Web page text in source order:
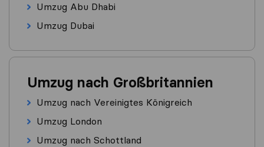
Umzug Abu Dhabi
Umzug Dubai
Umzug nach Großbritannien
Umzug nach Vereinigtes Königreich
Umzug London
Umzug nach Schottland